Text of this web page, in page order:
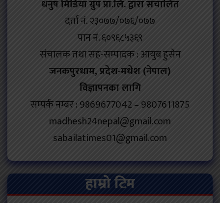
धनुष मिडिया ग्रुप प्रा.लि. द्वारा संचालित
दर्ता नं. २३०७७/०७६/०७७
पान नं. ६०९६८५३६९
संचालक तथा सह-सम्पादक : आयुब हुसेन
जनकपुरधाम, प्रदेश-मधेश (नेपाल)
विज्ञापनका लागि
सम्पर्क नम्बर : 9869677042 – 9807611875
madhesh24nepal@gmail.com
sabailatimes01@gmail.com
हाम्रो टिम